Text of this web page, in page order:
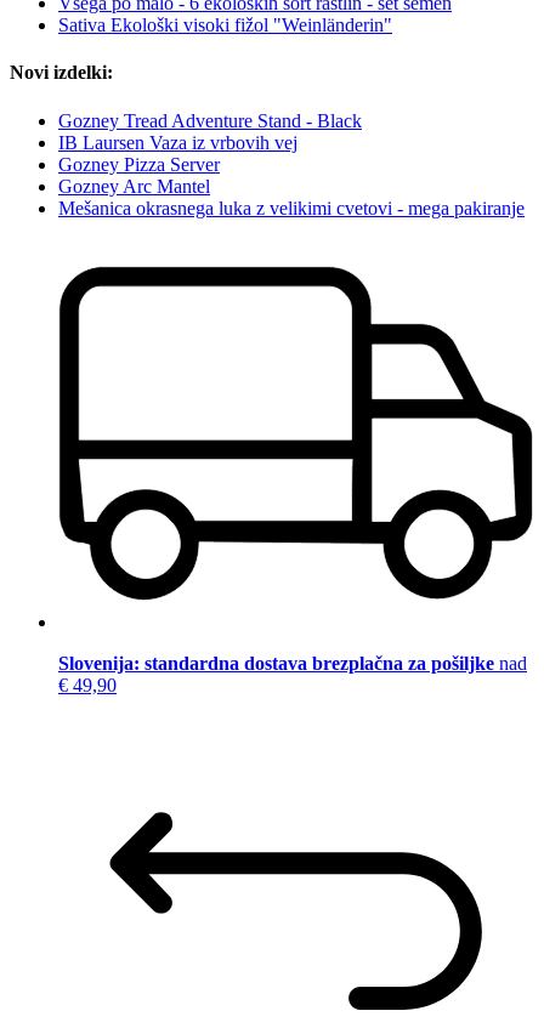
Sativa Ekološki visoki fižol "Weinländerin"
Novi izdelki:
Gozney Tread Adventure Stand - Black
IB Laursen Vaza iz vrbovih vej
Gozney Pizza Server
Gozney Arc Mantel
Mešanica okrasnega luka z velikimi cvetovi - mega pakiranje
Slovenija: standardna dostava brezplačna za pošiljke nad
€ 49,90